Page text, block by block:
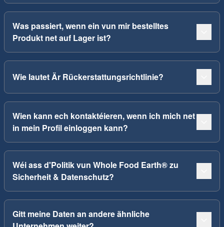
Was passiert, wenn ein vun mir bestelltes
Produkt net auf Lager ist?
Wie lautet Är Rückerstattungsrichtlinie?
Wien kann ech kontaktéieren, wenn ich mich net
in mein Profil einloggen kann?
Wéi ass d'Politik vun Whole Food Earth® zu
Sicherheit & Datenschutz?
Gitt meine Daten an andere ähnliche